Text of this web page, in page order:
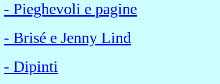
- Pieghevoli e pagine
- Brisé e Jenny Lind
- Dipinti